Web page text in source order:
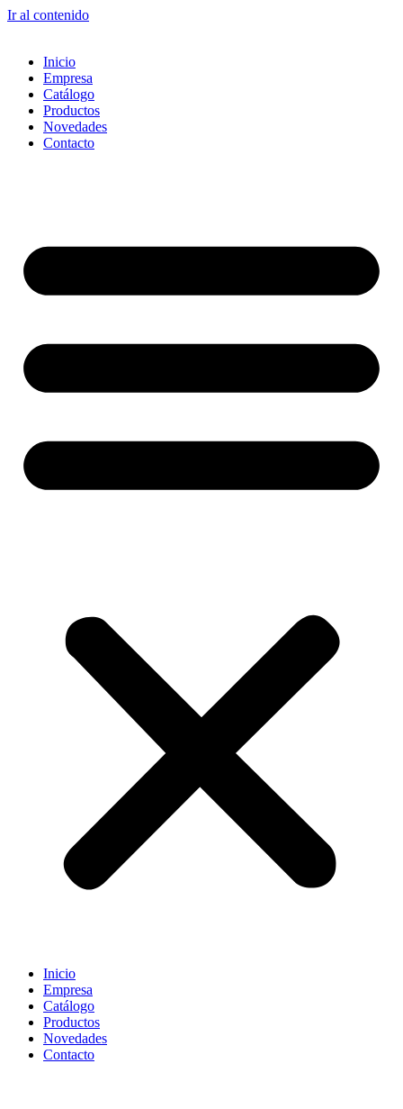
Ir al contenido
Inicio
Empresa
Catálogo
Productos
Novedades
Contacto
Inicio
Empresa
Catálogo
Productos
Novedades
Contacto